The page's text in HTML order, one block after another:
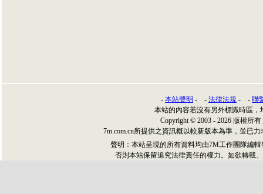
- 本站聲明 - - 法律法規 - - 聯
本站的內容若沒有另外標識時區，
Copyright © 2003 - 2026 版權所有
7m.com.cn所提供之資訊概以較新版本為準，並已
聲明：本站呈現的所有資料均由7M工作團隊編
否則本站保留追究法律責任的權力。如欲轉載